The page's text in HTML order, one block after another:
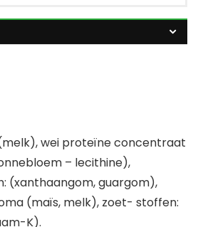
wei proteïne concentraat
– lecithine),
(xanthaangom, guargom),
(maïs, melk), zoet- stoffen:
K).